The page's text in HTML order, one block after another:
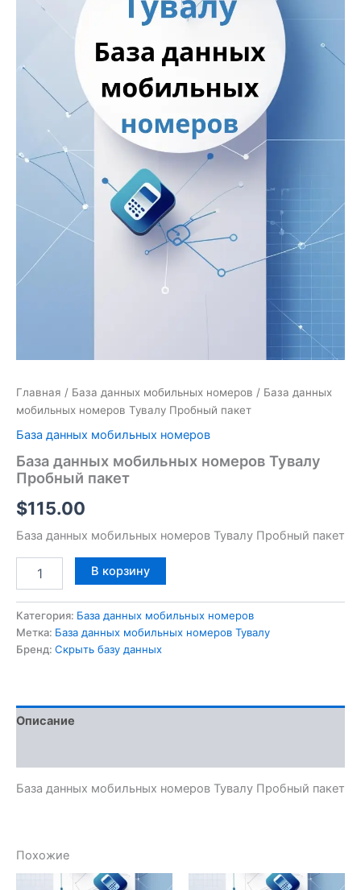
Главная / База данных мобильных номеров / База данных
мобильных номеров Тувалу Пробный пакет
База данных мобильных номеров
База данных мобильных номеров Тувалу
Пробный пакет
$115.00
База данных мобильных номеров Тувалу Пробный пакет
В корзину
Категория: База данных мобильных номеров
Метка: База данных мобильных номеров Тувалу
Бренд: Скрыть базу данных
Описание
База данных мобильных номеров Тувалу Пробный пакет
Похожие